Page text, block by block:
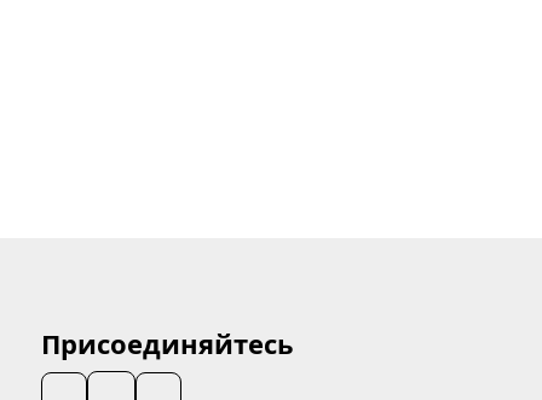
Присоединяйтесь